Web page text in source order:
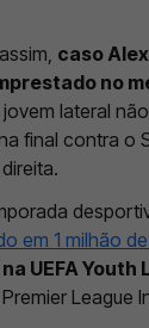
caso
no
jovem lateral
final contra o
em 1 milhão
UEFA
League